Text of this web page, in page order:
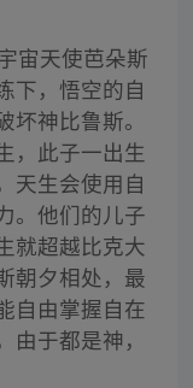
宙天使芭朵斯
下，悟空的自
神比鲁斯。
，此子一出生
天生会使用自
。他们的儿子
就超越比克大
朝夕相处，最
自由掌握自在
于都是神，